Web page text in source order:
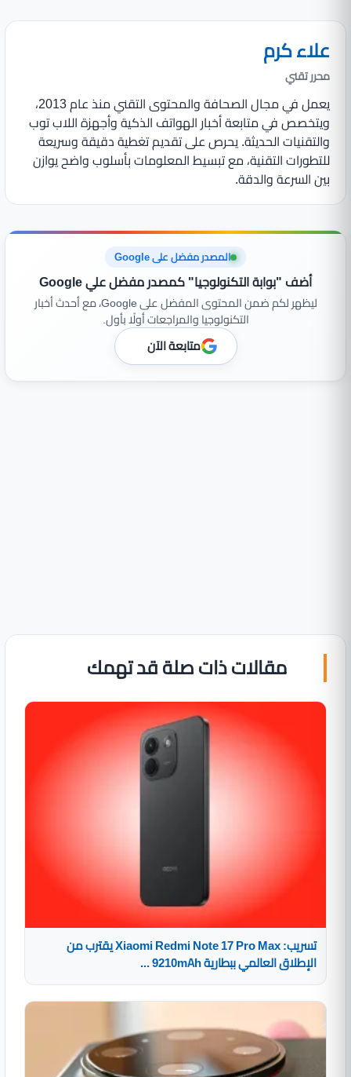
علاء كرم
محرر تقني
يعمل في مجال الصحافة والمحتوى التقني منذ عام 2013،
ويتخصص في متابعة أخبار الهواتف الذكية وأجهزة اللاب توب
والتقنيات الحديثة. يحرص على تقديم تغطية دقيقة وسريعة
للتطورات التقنية، مع تبسيط المعلومات بأسلوب واضح يوازن
بين السرعة والدقة.
المصدر مفضل على Google
أضف "بوابة التكنولوجيا" كمصدر مفضل علي Google
ليظهر لكم ضمن المحتوى المفضل على Google، مع أحدث أخبار
التكنولوجيا والمراجعات أولًا بأول.
متابعة الآن
مقالات ذات صلة قد تهمك
تسريب: Xiaomi Redmi Note 17 Pro Max يقترب من
الإطلاق العالمي ببطارية 9210mAh ...